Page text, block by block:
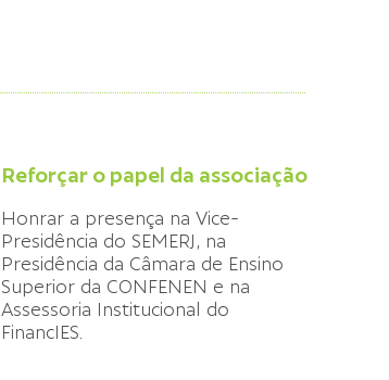
Reforçar o papel da associação
Honrar a presença na Vice-
Presidência do SEMERJ, na
Presidência da Câmara de Ensino
Superior da CONFENEN e na
Assessoria Institucional do
FinancIES.